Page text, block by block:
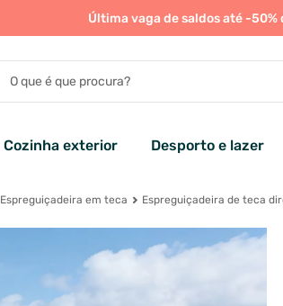
Última vaga de saldos até -50%
Cozinha exterior Desporto e lazer
Espreguiçadeira em teca Espreguiçadeira de teca